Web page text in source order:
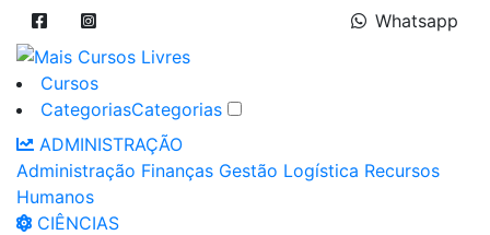
Whatsapp
Cursos
CategoriasCategorias
ADMINISTRAÇÃO
Administração Finanças Gestão Logística Recursos
Humanos
CIÊNCIAS